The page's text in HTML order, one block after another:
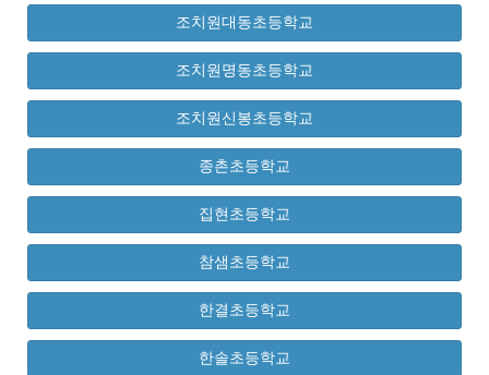
조치원대동초등학교
조치원명동초등학교
조치원신봉초등학교
종촌초등학교
집현초등학교
참샘초등학교
한결초등학교
한솔초등학교